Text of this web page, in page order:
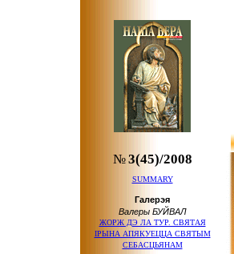
№3(45)/2008
SUMMARY
Галерэя
Валеры БУЙВАЛ
ЖОРЖ ДЭ ЛА ТУР. СВЯТАЯ
ІРЫНА АПЯКУЕЦЦА СВЯТЫМ
СЕБАСЦЬЯНАМ